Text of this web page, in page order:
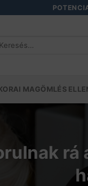
MAGÖMLÉS